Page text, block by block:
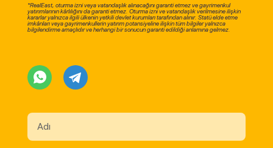
*RealEast, oturma izni veya vatandaşlık alınacağını garanti etmez ve gayrimenkul
yatırımlarının kârlılığını da garanti etmez. Oturma izni ve vatandaşlık verilmesine ilişkin
kararlar yalnızca ilgili ülkenin yetkili devlet kurumları tarafından alınır. Statü elde etme
imkânları veya gayrimenkullerin yatırım potansiyeline ilişkin tüm bilgiler yalnızca
bilgilendirme amaçlıdır ve herhangi bir sonucun garanti edildiği anlamına gelmez.